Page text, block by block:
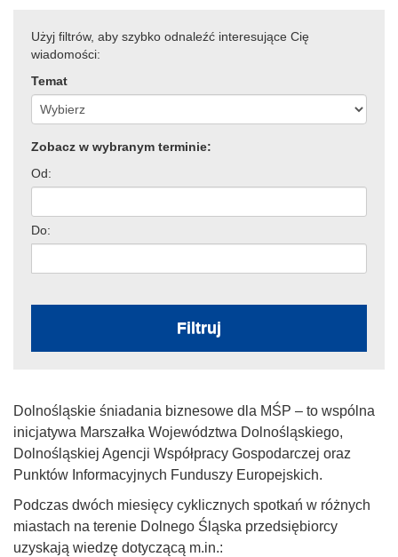
Użyj filtrów, aby szybko odnaleźć interesujące Cię
wiadomości:
Temat
Zobacz w wybranym terminie:
Od:
Do:
Filtruj
Dolnośląskie śniadania biznesowe dla MŚP – to wspólna
inicjatywa Marszałka Województwa Dolnośląskiego,
Dolnośląskiej Agencji Współpracy Gospodarczej oraz
Punktów Informacyjnych Funduszy Europejskich.
Podczas dwóch miesięcy cyklicznych spotkań w różnych
miastach na terenie Dolnego Śląska przedsiębiorcy
uzyskają wiedzę dotyczącą m.in.: